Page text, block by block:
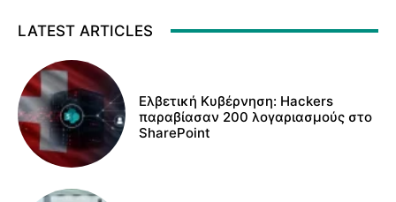
LATEST ARTICLES
Ελβετική Κυβέρνηση: Hackers
παραβίασαν 200 λογαριασμούς στο
SharePoint